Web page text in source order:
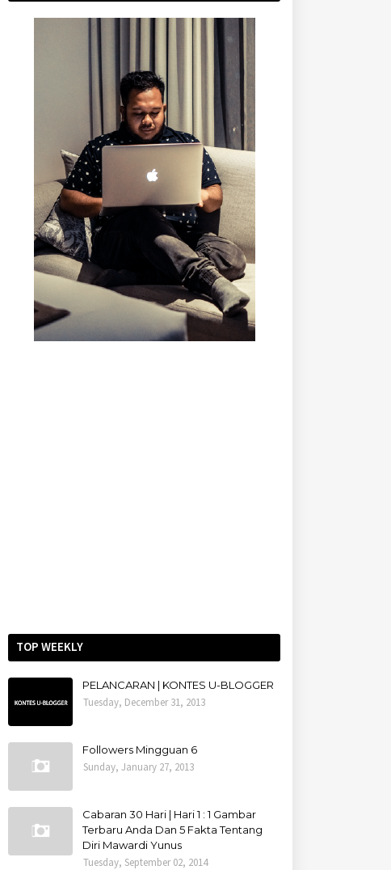
TOP WEEKLY
PELANCARAN | KONTES U-BLOGGER
Tuesday, December 31, 2013
Followers Mingguan 6
Sunday, January 27, 2013
Cabaran 30 Hari | Hari 1 : 1 Gambar
Terbaru Anda Dan 5 Fakta Tentang
Diri Mawardi Yunus
Tuesday, September 02, 2014